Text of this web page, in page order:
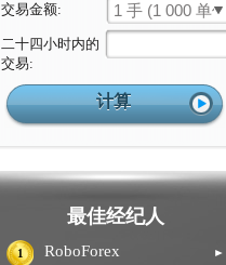
交易金额: 1 手 (1 000 单位)
二十四小时内的
交易:
最佳经纪人
1 RoboForex ►